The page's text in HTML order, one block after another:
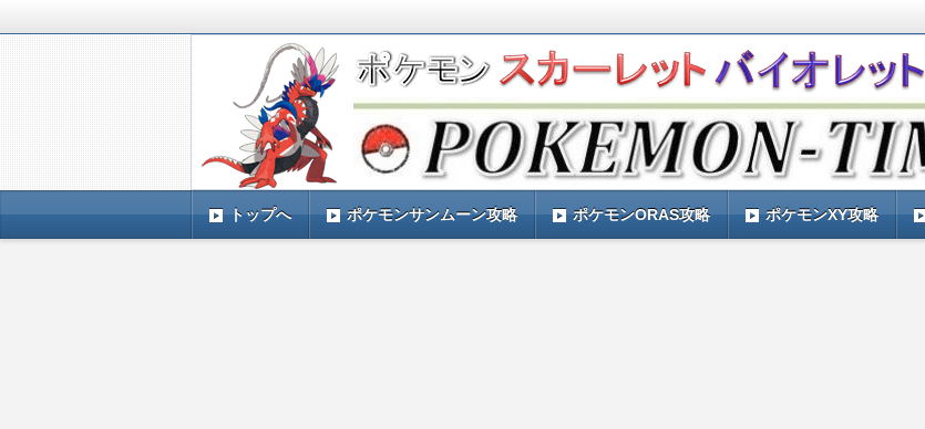
ポケモン最新情報まとめ『POKEMON-TIMES』
ポケモンSV(スカーレットバイオレット)の攻略や最新情報などをお届けする『POKEMON-
TIMES』 ポケモンSV(スカーレットバイオレット)の育成論やお得な情報なども紹介していきま
トップへ ポケモンサンムーン攻略 ポケモンORAS攻略 ポケモンXY攻略